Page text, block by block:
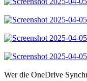
Wer die OneDrive